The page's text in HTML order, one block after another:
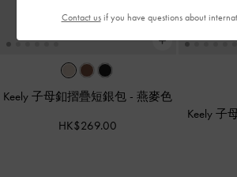
Keely 子母釦摺疊短銀包 -燕麥色
HK$269.00
Keely 子
Contact usif you have questions about